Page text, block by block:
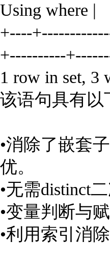
Using where |
+----
+----------
1 row in set, 3
该语句具有以
•消除了嵌套
优。
•无需distinct
•变量判断与
•利用索引消